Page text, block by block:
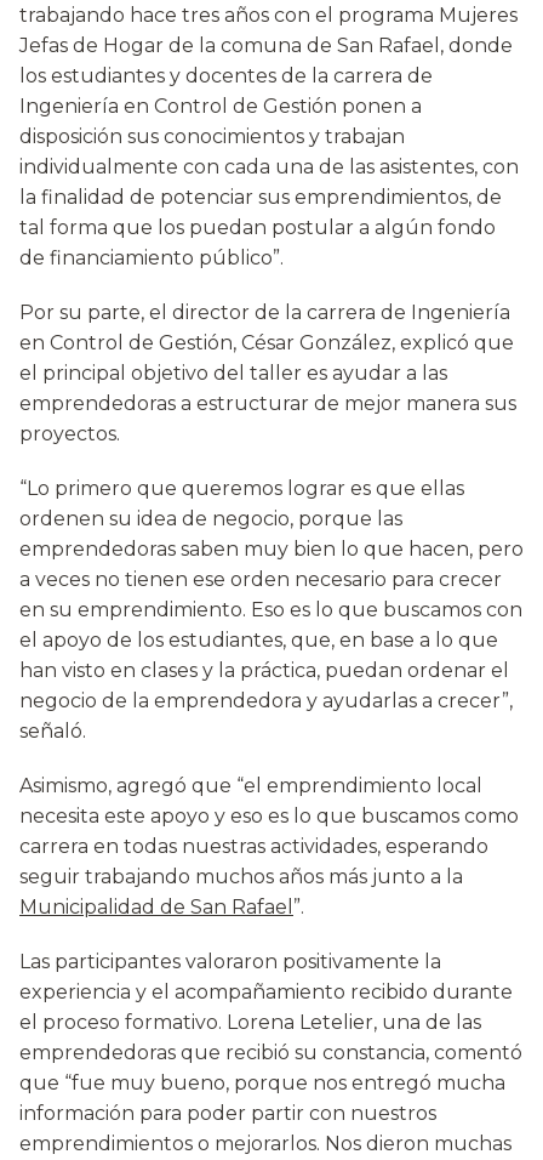
trabajando hace tres años con el programa Mujeres
Jefas de Hogar de la comuna de San Rafael, donde
los estudiantes y docentes de la carrera de
Ingeniería en Control de Gestión ponen a
disposición sus conocimientos y trabajan
individualmente con cada una de las asistentes, con
la finalidad de potenciar sus emprendimientos, de
tal forma que los puedan postular a algún fondo
de financiamiento público”.
Por su parte, el director de la carrera de Ingeniería
en Control de Gestión, César González, explicó que
el principal objetivo del taller es ayudar a las
emprendedoras a estructurar de mejor manera sus
proyectos.
“Lo primero que queremos lograr es que ellas
ordenen su idea de negocio, porque las
emprendedoras saben muy bien lo que hacen, pero
a veces no tienen ese orden necesario para crecer
en su emprendimiento. Eso es lo que buscamos con
el apoyo de los estudiantes, que, en base a lo que
han visto en clases y la práctica, puedan ordenar el
negocio de la emprendedora y ayudarlas a crecer”,
señaló.
Asimismo, agregó que “el emprendimiento local
necesita este apoyo y eso es lo que buscamos como
carrera en todas nuestras actividades, esperando
seguir trabajando muchos años más junto a la
Municipalidad de San Rafael ”.
Las participantes valoraron positivamente la
experiencia y el acompañamiento recibido durante
el proceso formativo. Lorena Letelier, una de las
emprendedoras que recibió su constancia, comentó
que “fue muy bueno, porque nos entregó mucha
información para poder partir con nuestros
emprendimientos o mejorarlos. Nos dieron muchas